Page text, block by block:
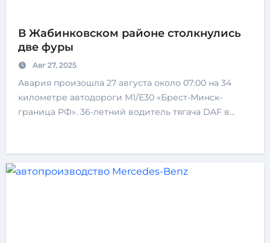
В Жабинковском районе столкнулись
две фуры
Авг 27, 2025
Авария произошла 27 августа около 07:00 на 34
километре автодороги М1/Е30 «Брест-Минск-
граница РФ». 36-летний водитель тягача DAF в…